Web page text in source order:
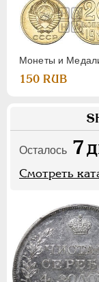
Монеты и
150 RUB
Осталось 7
Смотреть